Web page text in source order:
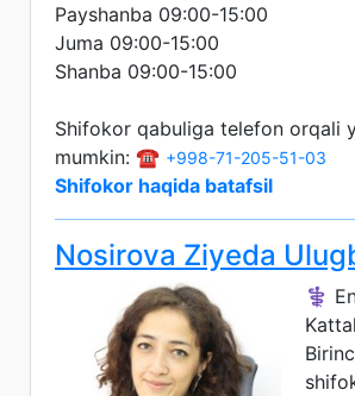
Payshanba 09:00-15:00
Juma 09:00-15:00
Shanba 09:00-15:00
Shifokor qabuliga telefon orqali
mumkin: ☎️ +998-71-205-51-03
Shifokor haqida batafsil
Nosirova Ziyeda
⚕️